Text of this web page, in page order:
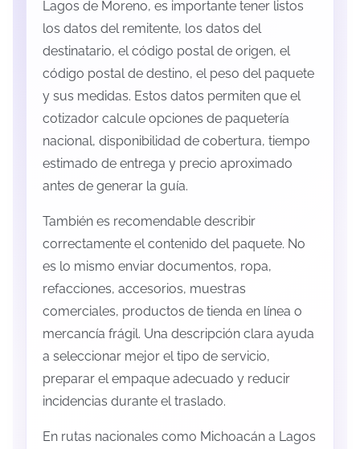
Lagos de Moreno, es importante tener listos
los datos del remitente, los datos del
destinatario, el código postal de origen, el
código postal de destino, el peso del paquete
y sus medidas. Estos datos permiten que el
cotizador calcule opciones de paquetería
nacional, disponibilidad de cobertura, tiempo
estimado de entrega y precio aproximado
antes de generar la guía.
También es recomendable describir
correctamente el contenido del paquete. No
es lo mismo enviar documentos, ropa,
refacciones, accesorios, muestras
comerciales, productos de tienda en línea o
mercancía frágil. Una descripción clara ayuda
a seleccionar mejor el tipo de servicio,
preparar el empaque adecuado y reducir
incidencias durante el traslado.
En rutas nacionales como Michoacán a Lagos